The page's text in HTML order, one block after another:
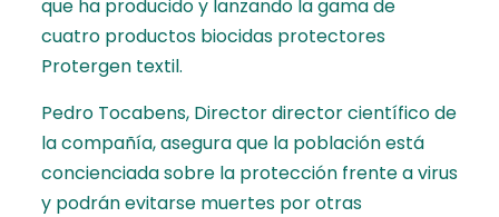
que ha producido y lanzando la gama de
cuatro productos biocidas protectores
Protergen textil.
Pedro Tocabens, Director director científico de
la compañía, asegura que la población está
concienciada sobre la protección frente a virus
y podrán evitarse muertes por otras